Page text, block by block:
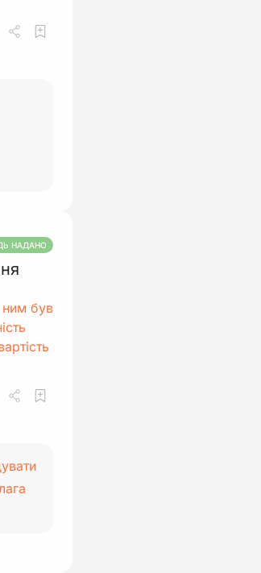
НАДАНО
ним був